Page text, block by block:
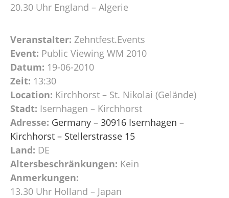
20.30 Uhr England – Algerie
Veranstalter: Zehntfest.Events
Event: Public Viewing WM 2010
Datum: 19-06-2010
Zeit: 13:30
Location: Kirchhorst – St. Nikolai (Gelände)
Stadt: Isernhagen – Kirchhorst
Adresse: Germany – 30916 Isernhagen –
Kirchhorst – Stellerstrasse 15
Land: DE
Altersbeschränkungen: Kein
Anmerkungen:
13.30 Uhr Holland – Japan